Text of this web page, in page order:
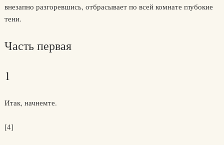
внезапно разгоревшись, отбрасывает по всей комнате глубокие
тени.
Часть первая
1
Итак, начнемте.
[4]